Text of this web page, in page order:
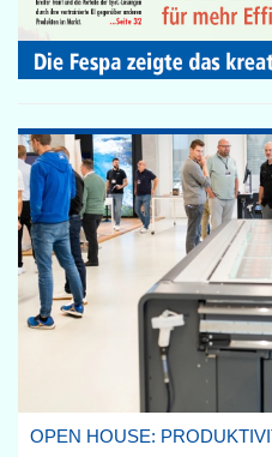
OPEN HOUSE: